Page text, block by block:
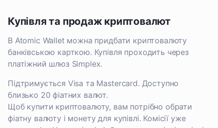
Купівля та продаж криптовалют
В Atomic Wallet можна придбати криптовалюту
банківською карткою. Купівля проходить через
платіжний шлюз Simplex.
Підтримується Visa та Mastercard. Доступно
близько 20 фіатних валют.
Щоб купити криптовалюту, вам потрібно обрати
фіатну валюту і монету для купівлі. Комісії уже